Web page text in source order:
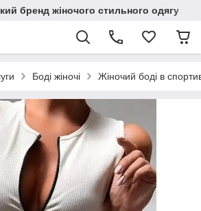
бренд жіночого стильного одягу
Боді жіночі Жіночий боді в